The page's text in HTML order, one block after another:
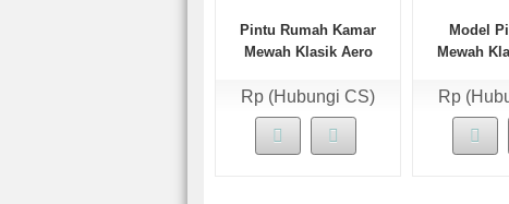
Pintu Rumah Kamar
Mewah Klasik Aero
Rp (Hubungi CS)
Model
Mewah
Rp